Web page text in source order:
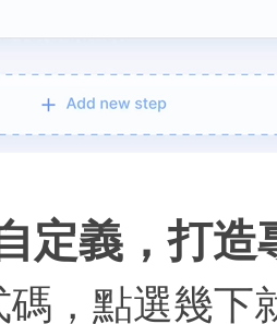
定義，打造
，點選幾下